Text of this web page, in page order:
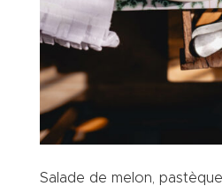
Salade de melon,